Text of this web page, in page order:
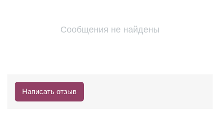
Сообщения не найдены
Написать отзыв